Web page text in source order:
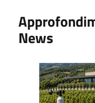
News